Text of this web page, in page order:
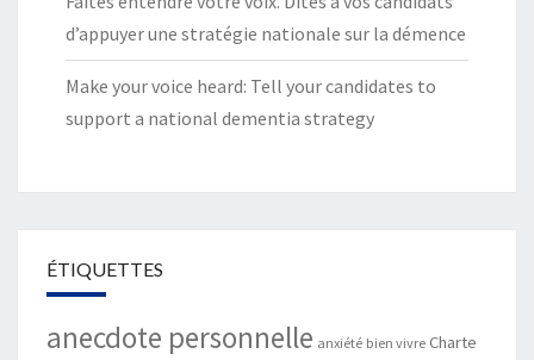
d’appuyer une stratégie nationale sur la démence
Make your voice heard: Tell your candidates to
support a national dementia strategy
ÉTIQUETTES
anecdote personnelle anxiété bien vivre Charte